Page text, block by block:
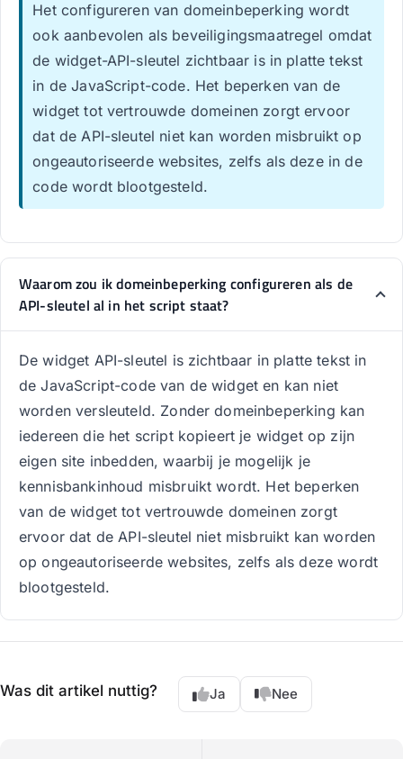
Het configureren van domeinbeperking wordt
ook aanbevolen als beveiligingsmaatregel omdat
de widget-API-sleutel zichtbaar is in platte tekst
in de JavaScript-code. Het beperken van de
widget tot vertrouwde domeinen zorgt ervoor
dat de API-sleutel niet kan worden misbruikt op
ongeautoriseerde websites, zelfs als deze in de
code wordt blootgesteld.
Waarom zou ik domeinbeperking configureren als de
API-sleutel al in het script staat?
De widget API-sleutel is zichtbaar in platte tekst in
de JavaScript-code van de widget en kan niet
worden versleuteld. Zonder domeinbeperking kan
iedereen die het script kopieert je widget op zijn
eigen site inbedden, waarbij je mogelijk je
kennisbankinhoud misbruikt wordt. Het beperken
van de widget tot vertrouwde domeinen zorgt
ervoor dat de API-sleutel niet misbruikt kan worden
op ongeautoriseerde websites, zelfs als deze wordt
blootgesteld.
Was dit artikel nuttig? Ja Nee